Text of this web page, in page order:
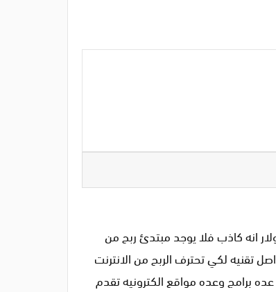
الانترنت 700 دولار يوميا سوف اقول لك انه من يقول لك انك تستطيع ربح المال من الانترنت يوميا بمبلغ 700 دولار انه كاذب فلا يوجد مبتدئ ربح من
تقنيه لكي تحترف الربح من الانترنت
برامج وعده مواقع الكترونيه تقدم